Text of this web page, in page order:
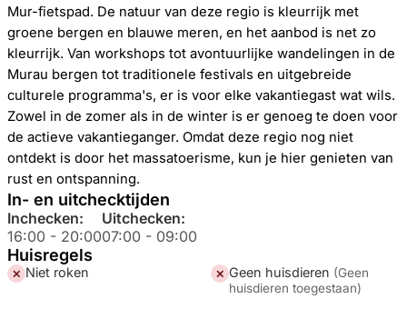
Mur-fietspad. De natuur van deze regio is kleurrijk met
groene bergen en blauwe meren, en het aanbod is net zo
kleurrijk. Van workshops tot avontuurlijke wandelingen in de
Murau bergen tot traditionele festivals en uitgebreide
culturele programma's, er is voor elke vakantiegast wat wils.
Zowel in de zomer als in de winter is er genoeg te doen voor
de actieve vakantieganger. Omdat deze regio nog niet
ontdekt is door het massatoerisme, kun je hier genieten van
rust en ontspanning.
In- en uitchecktijden
Inchecken:
16:00 - 20:00
Uitchecken:
07:00 - 09:00
Huisregels
✕ Niet roken ✕ Geen huisdieren (Geen
huisdieren toegestaan)